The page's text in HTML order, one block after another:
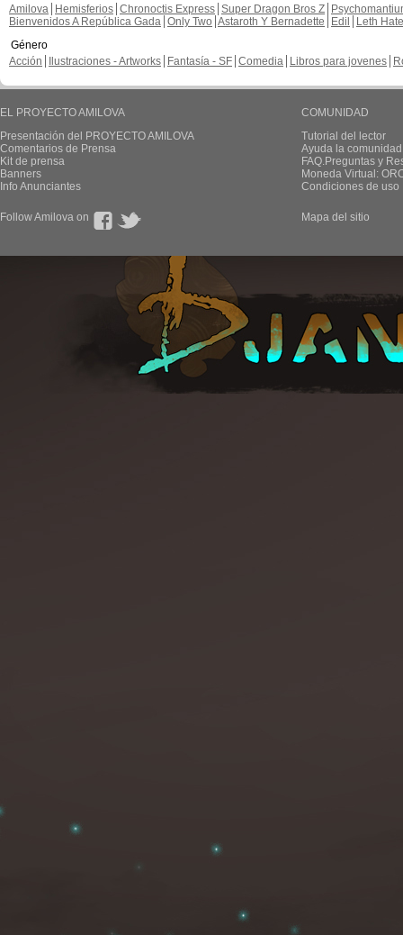
Amilova
Hemisferios Chronoctis Express Super Dragon Bros Z
Bienvenidos A República Gada Only Two Astaroth Y Bernadette Edil
Leth Hate
Género
Acción
Ilustraciones - Artworks Fantasía - SF Comedia Libros para jovenes
EL PROYECTO AMILOVA
Presentación del PROYECTO AMILOVA
Comentarios de Prensa
Kit de prensa
Banners
Info Anunciantes
COMUNIDAD
Tutorial del lector
Ayuda la
FAQ.Preguntas y
Moneda Virtual:
Condiciones de uso
Follow Amilova on Mapa del sitio